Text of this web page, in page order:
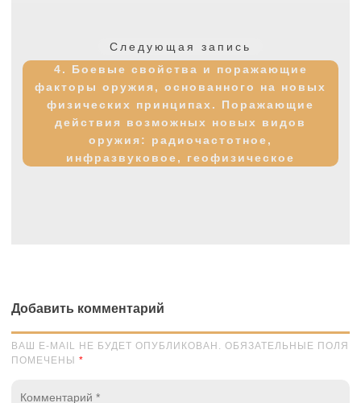
Следующая запись
запись:
4. Боевые свойства и поражающие
факторы оружия, основанного на новых
физических принципах. Поражающие
действия возможных новых видов
оружия: радиочастотное,
инфразвуковое, геофизическое
Добавить комментарий
ВАШ E-MAIL НЕ БУДЕТ ОПУБЛИКОВАН. ОБЯЗАТЕЛЬНЫЕ ПОЛЯ
ПОМЕЧЕНЫ *